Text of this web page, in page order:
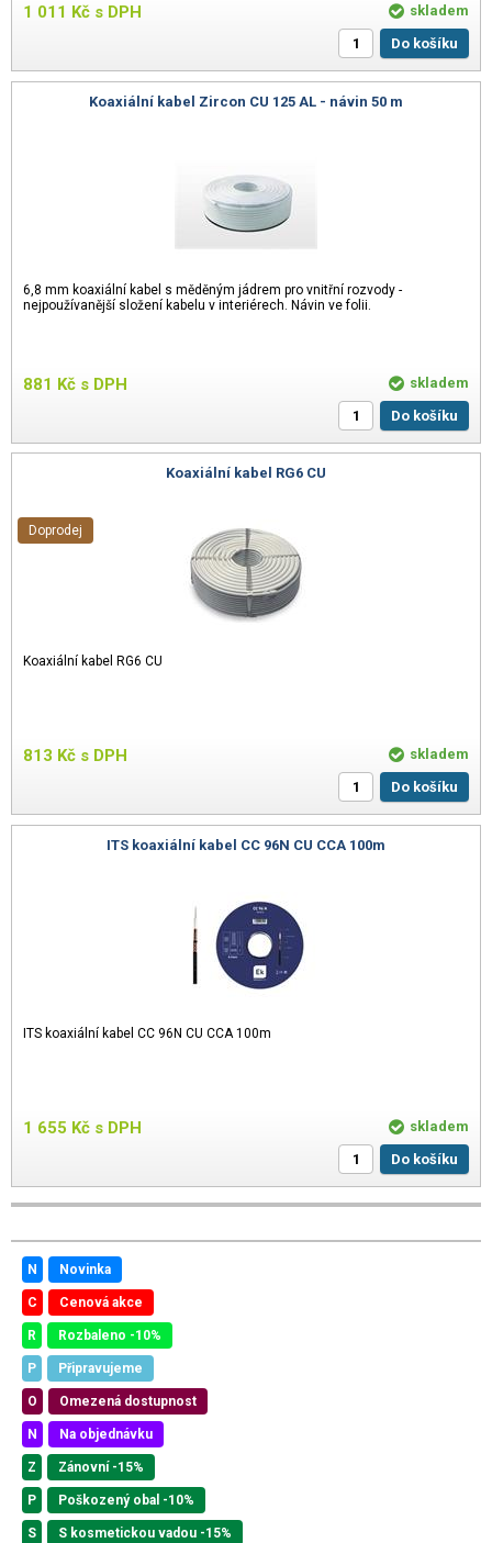
1 011 Kč s DPH
skladem
Do košíku
Koaxiální kabel Zircon CU 125 AL - návin 50 m
6,8 mm koaxiální kabel s měděným jádrem pro vnitřní rozvody -
nejpoužívanější složení kabelu v interiérech. Návin ve folii.
881 Kč s DPH
skladem
Do košíku
Koaxiální kabel RG6 CU
Koaxiální kabel RG6 CU
813 Kč s DPH
Doprodej
skladem
Do košíku
ITS koaxiální kabel CC 96N CU CCA 100m
ITS koaxiální kabel CC 96N CU CCA 100m
1 655 Kč s DPH
skladem
Do košíku
N Novinka
C Cenová akce
R Rozbaleno -10%
P Připravujeme
O Omezená dostupnost
N Na objednávku
Z Zánovní -15%
P Poškozený obal -10%
S S kosmetickou vadou -15%